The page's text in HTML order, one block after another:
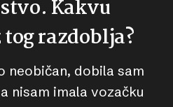
Kakvu
razdoblja?
neobičan, dobila sam
nisam imala vozačku